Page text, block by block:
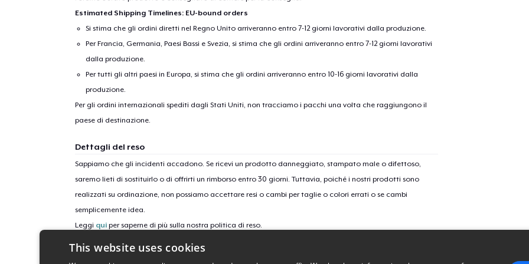
Estimated Shipping Timelines: EU-bound orders
Si stima che gli ordini diretti nel Regno Unito arriveranno entro 7-12 giorni lavorativi dalla produzione.
Per Francia, Germania, Paesi Bassi e Svezia, si stima che gli ordini arriveranno entro 7-12 giorni lavorativi
dalla produzione.
Per tutti gli altri paesi in Europa, si stima che gli ordini arriveranno entro 10-16 giorni lavorativi dalla
produzione.
Per gli ordini internazionali spediti dagli Stati Uniti, non tracciamo i pacchi una volta che raggiungono il
paese di destinazione.
Dettagli del reso
Sappiamo che gli incidenti accadono. Se ricevi un prodotto danneggiato, stampato male o difettoso,
saremo lieti di sostituirlo o di offrirti un rimborso entro 30 giorni. Tuttavia, poiché i nostri prodotti sono
realizzati su ordinazione, non possiamo accettare resi o cambi per taglie o colori errati o se cambi
semplicemente idea.
Leggi quiper saperne di più sulla nostra politica di reso.
ID campagne
Procedi alla Pagina di
Pagamento
This website uses cookies